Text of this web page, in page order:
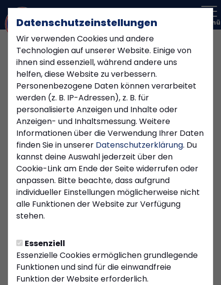
Datenschutzeinstellungen
Wir verwenden Cookies und andere
Technologien auf unserer Website. Einige von
ihnen sind essenziell, während andere uns
helfen, diese Website zu verbessern.
Personenbezogene Daten können verarbeitet
werden (z. B. IP-Adressen), z. B. für
personalisierte Anzeigen und Inhalte oder
Anzeigen- und Inhaltsmessung. Weitere
Informationen über die Verwendung Ihrer Daten
finden Sie in unserer Datenschutzerklärung. Du
kannst deine Auswahl jederzeit über den
Cookie-Link am Ende der Seite widerrufen oder
anpassen. Bitte beachte, dass aufgrund
individueller Einstellungen möglicherweise nicht
alle Funktionen der Website zur Verfügung
stehen.
Essenziell
Essenzielle Cookies ermöglichen grundlegende
Funktionen und sind für die einwandfreie
Funktion der Website erforderlich.
Menü
1. MANNSCHAFT
Mittwoch, 06.05.2026 09:39 Uhr
KSC verpflichtet Torwart
Lasse Jansen
Der Kiersper SC treibt die Kaderplanung für die
kommende Saison weiter voran und kann den
nächsten Neuzugang präsentieren: Torwart